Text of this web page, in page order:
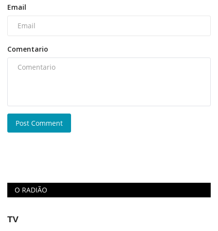
Email
Comentario
Post Comment
O RADIÃO
TV